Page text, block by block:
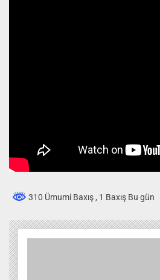
310 Ümumi Baxış , 1 Baxış Bu gün